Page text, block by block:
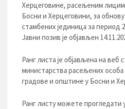
Херцеговине, расељеним
Босни и Херцеговини, за
стамбених јединица за период
Јавни позив је објављен
Ранг листа је објављена на
министарства расељених особа
градове и општине у Босни и
Ранг листу можете прогледати